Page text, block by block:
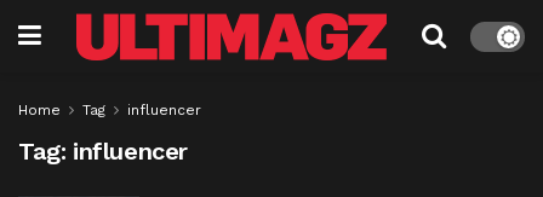
Home Tag influencer
Tag: influencer